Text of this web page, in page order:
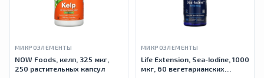
МИКРОЭЛЕМЕНТЫ
NOW Foods, келп, 325 мкг,
250 растительных капсул
МИКРОЭЛЕМЕНТЫ
Life Extension, Sea-Iodine, 1000
мкг, 60 вегетарианских